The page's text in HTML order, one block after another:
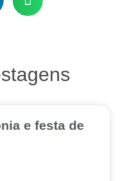
e festa de